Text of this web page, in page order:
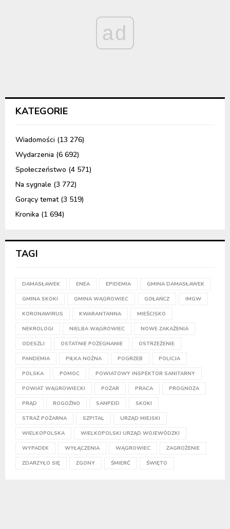
ad
KATEGORIE
Wiadomości (13 276)
Wydarzenia (6 692)
Społeczeństwo (4 571)
Na sygnale (3 772)
Gorący temat(3 519)
Kronika (1 694)
TAGI
DAMASŁAWEK ENEA EPIDEMIA GMINA DAMASŁAWEK
GMINA SKOKI GMINA WĄGROWIEC GOŁAŃCZ IMGW
KORONAWIRUS KWARANTANNA MIEŚCISKO
NEKROLOGI NIELBA WĄGROWIEC NOWE ZAKAŻENIA
ODESZLI OSTATNIE POŻEGNANIE OSTRZEŻENIE
PANDEMIA PIŁKA NOŻNA POGRZEB POLICJA
POLSKA POMOC POWIATOWY INSPEKTOR SANITARNY
POWIAT WĄGROWIECKI POŻAR PRACA PROGNOZA
PRĄD ROGOŹNO SANPEID SKOKI
STRAŻ POŻARNA SZPITAL URZĄD MIEJSKI
WIELKOPOLSKA WIELKOPOLSKI URZĄD WOJEWÓDZKI
WYPADEK WYŁĄCZENIA WĄGROWIEC ZAGROŻENIE
ZDARZYŁO SIĘ ZGONY ŚMIERĆ ŚWIĘTO